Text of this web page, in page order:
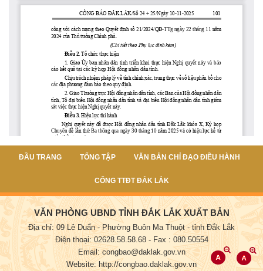
ĐẦU TRANG TỔNG TẬP VĂN BẢN CHỈ ĐẠO ĐIỀU HÀNH
CỔNG TTĐT ĐẮK LẮK
VĂN PHÒNG UBND TỈNH ĐẮK LẮK XUẤT BẢN
Địa chỉ: 09 Lê Duẩn - Phường Buôn Ma Thuột - tỉnh Đắk Lắk
Điện thoại: 02628.58.58.68- Fax : 080.50554
Email: congbao@daklak.gov.vn
Website: http://congbao.daklak.gov.vn